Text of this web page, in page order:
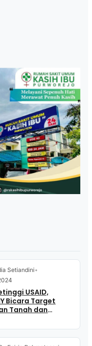
Setiandini•
USAID,
Bicara Target
Tanah dan